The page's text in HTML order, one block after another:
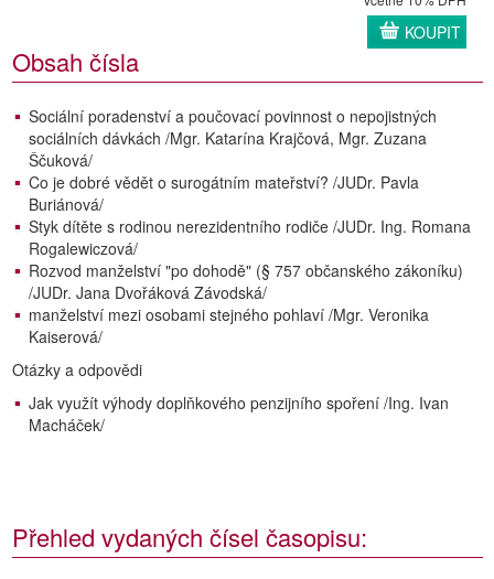
KOUPIT
Obsah čísla
Sociální poradenství a poučovací povinnost o nepojistných
sociálních dávkách /Mgr. Katarína Krajčová, Mgr. Zuzana
Ščuková/
Co je dobré vědět o surogátním mateřství? /JUDr. Pavla
Buriánová/
Styk dítěte s rodinou nerezidentního rodiče /JUDr. Ing. Romana
Rogalewiczová/
Rozvod manželství "po dohodě" (§ 757 občanského zákoníku)
/JUDr. Jana Dvořáková Závodská/
manželství mezi osobami stejného pohlaví /Mgr. Veronika
Kaiserová/
Otázky a odpovědi
Jak využít výhody doplňkového penzijního spoření /Ing. Ivan
Macháček/
Přehled vydaných čísel časopisu: